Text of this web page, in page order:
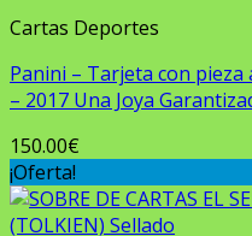
Cartas Deportes
Panini – Tarjeta con pieza
– 2017 Una Joya
150.00€
¡Oferta!